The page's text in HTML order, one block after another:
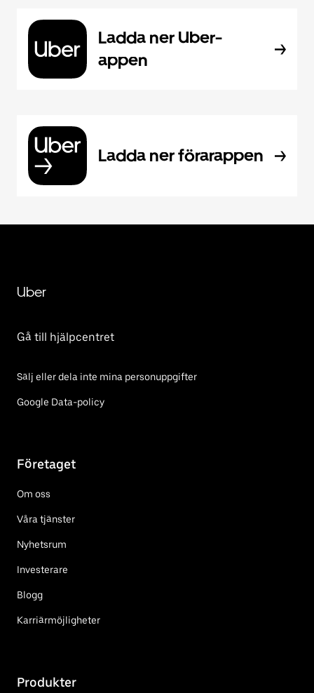
Ladda ner Uber-
appen
Ladda ner förarappen
Uber
Gå till hjälpcentret
Sälj eller dela inte mina personuppgifter
Google Data-policy
Företaget
Om oss
Våra tjänster
Nyhetsrum
Investerare
Blogg
Karriärmöjligheter
Produkter